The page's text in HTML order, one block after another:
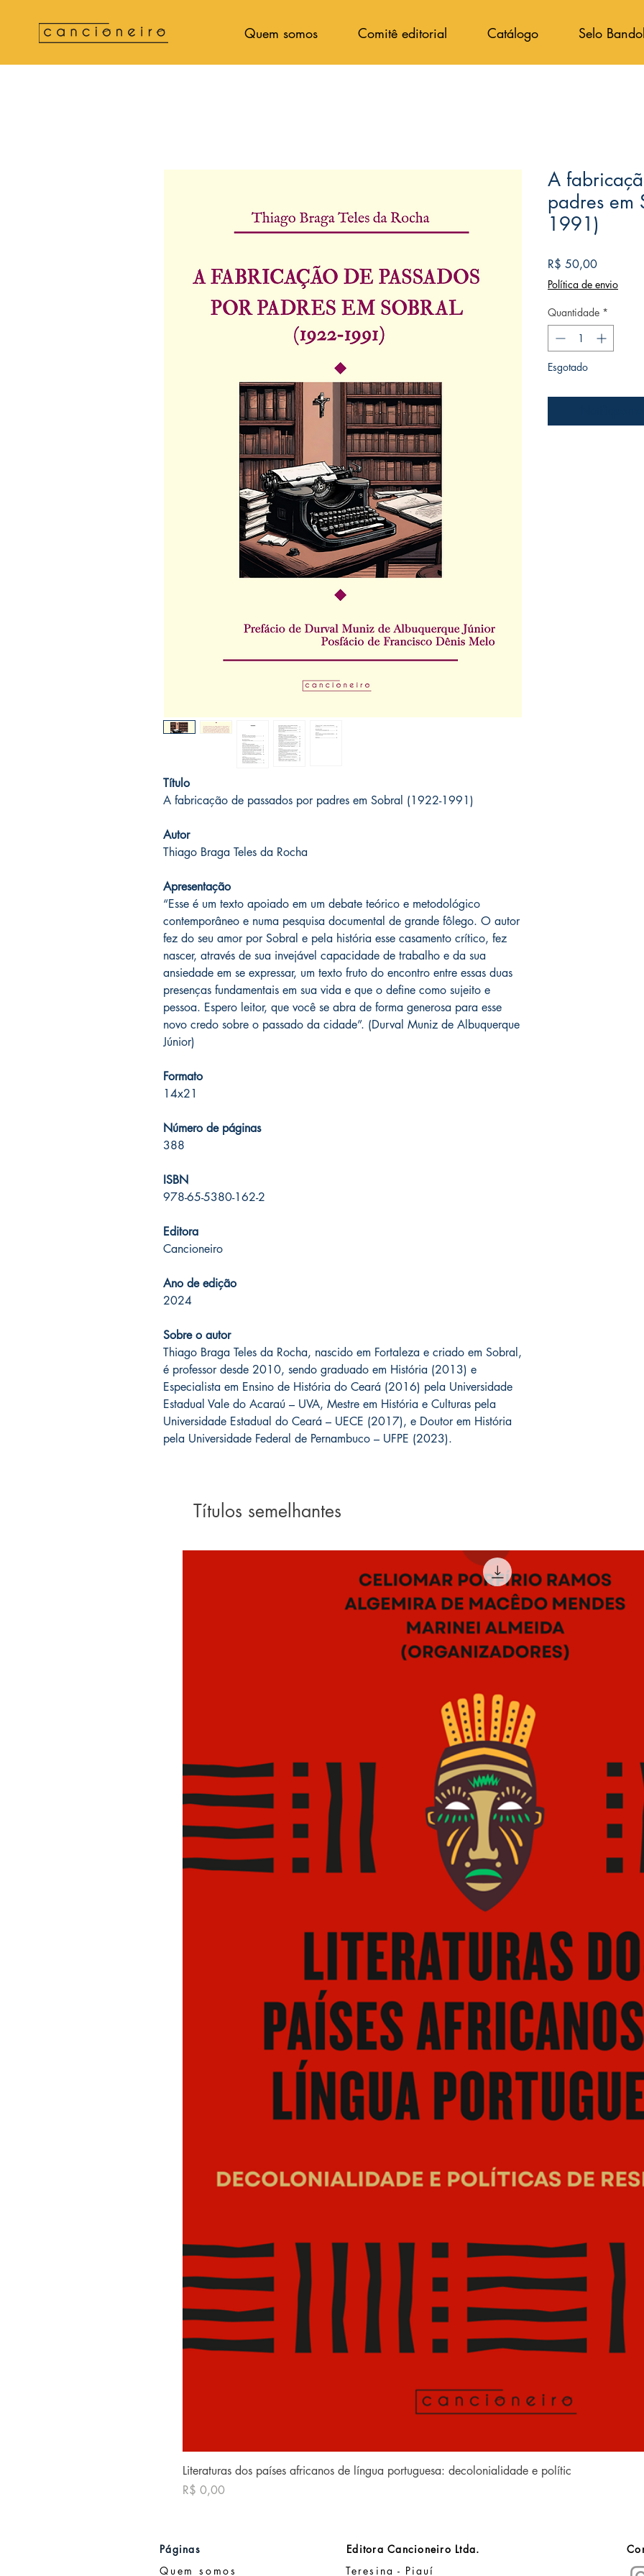
Quem somos Comitê editorial Catálogo Selo
Título
A fabricação de passados por padres em Sobral (1922-1991)
Autor
Thiago Braga Teles da Rocha
Apresentação
“Esse é um texto apoiado em um debate teórico e metodológico
contemporâneo e numa pesquisa documental de grande fôlego. O autor
fez do seu amor por Sobral e pela história esse casamento crítico, fez
nascer, através de sua invejável capacidade de trabalho e da sua
ansiedade em se expressar, um texto fruto do encontro entre essas duas
presenças fundamentais em sua vida e que o define como sujeito e
pessoa. Espero leitor, que você se abra de forma generosa para esse
novo credo sobre o passado da cidade”. (Durval Muniz de Albuquerque
Júnior)
Formato
14x21
Número de páginas
388
ISBN
978-65-5380-162-2
Editora
Cancioneiro
Ano de edição
2024
Sobre o autor
Thiago Braga Teles da Rocha, nascido em Fortaleza e criado em Sobral,
é professor desde 2010, sendo graduado em História (2013) e
Especialista em Ensino de História do Ceará (2016) pela Universidade
Estadual Vale do Acaraú – UVA, Mestre em História e Culturas pela
Universidade Estadual do Ceará – UECE (2017), e Doutor em História
pela Universidade Federal de Pernambuco – UFPE (2023).
A
padres em
1991)
R$ 50,00Preço
Política de envio
Quantidade *
Esgotado
Títulos semelhantes
Visualização rápida
Literaturas dos países africanos de língua portuguesa: decolonialidade e polític
Preço
R$ 0,00
Páginas
Editora Cancioneiro Ltda.
Quem somos
Teresina - Piauí